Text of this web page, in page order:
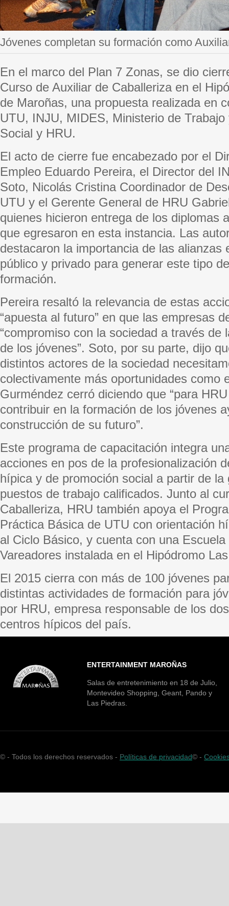
Jóvenes completan su formación como
En el marco del Plan 7 Zonas, se dio
Curso de Auxiliar de Caballeriza en el
de Maroñas, una propuesta realizada en
UTU, INJU, MIDES, Ministerio de Trabajo
Social y HRU.
El acto de cierre fue encabezado por el
Empleo Eduardo Pereira, el Director del
Soto, Nicolás Cristina Coordinador de
UTU y el Gerente General de HRU
quienes hicieron entrega de los diplomas
que egresaron en esta instancia. Las
destacaron la importancia de las alianzas
público y privado para generar este tipo
formación.
Pereira resaltó la relevancia de estas
“apuesta al futuro” en que las empresas
“compromiso con la sociedad a través de
de los jóvenes”. Soto, por su parte, dijo
distintos actores de la sociedad
colectivamente más oportunidades como
Gurméndez cerró diciendo que “para
contribuir en la formación de los jóvenes
construcción de su futuro”.
Este programa de capacitación integra
acciones en pos de la profesionalización
hípica y de promoción social a partir de la
puestos de trabajo calificados. Junto al
Caballeriza, HRU también apoya el
Práctica Básica de UTU con orientación
al Ciclo Básico, y cuenta con una
Vareadores instalada en el Hipódromo
El 2015 cierra con más de 100 jóvenes
distintas actividades de formación para
por HRU, empresa responsable de los
centros hípicos del país.
ENTERTAINMENT MAROÑAS
Salas de entretenimiento en 18 de Julio,
Montevideo Shopping, Geant, Pando y
Las Piedras.
© - Todos los derechos reservados - Políticas de privacidad© -